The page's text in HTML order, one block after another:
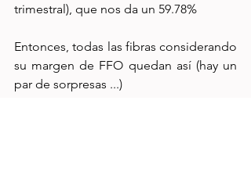
trimestral), que nos da un 59.78%
Entonces, todas las fibras considerando
su margen de FFO quedan así (hay un
par de sorpresas ...)